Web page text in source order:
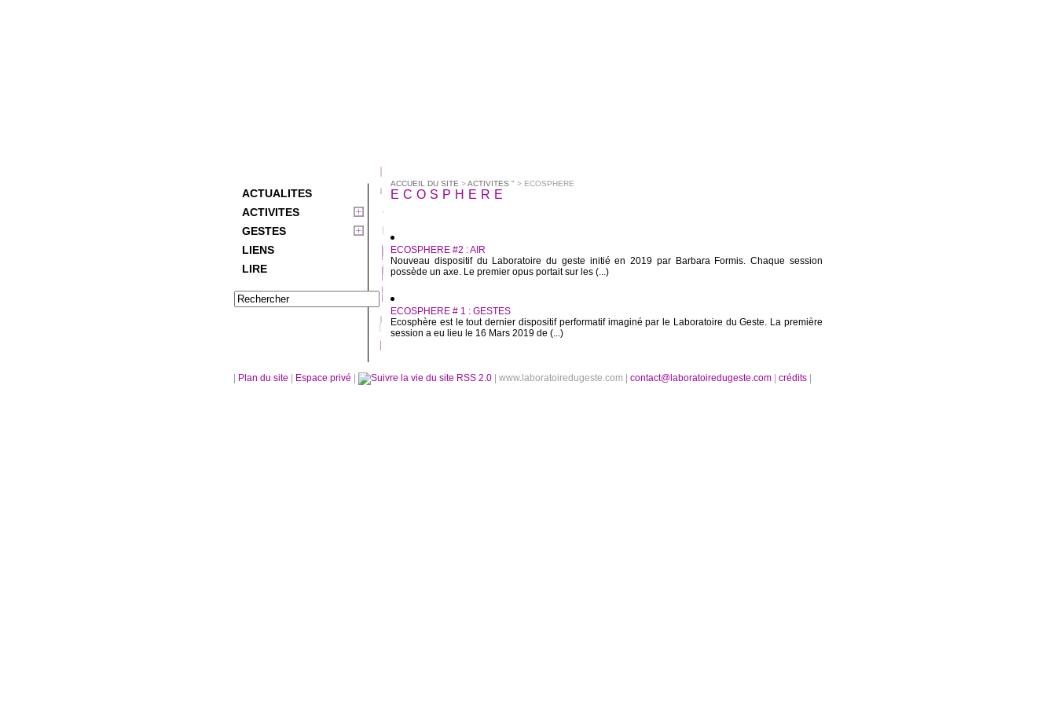
ACTUALITES
ACTIVITES
GESTES
LIENS
LIRE
ACCUEIL DU SITE >ACTIVITES " > ECOSPHERE
ECOSPHERE
ECOSPHERE #2 : AIR
Nouveau dispositif du Laboratoire du geste initié en 2019 par Barbara Formis. Chaque session
possède un axe. Le premier opus portait sur les (...)
ECOSPHERE # 1 : GESTES
Ecosphère est le tout dernier dispositif performatif imaginé par le Laboratoire du Geste. La première
session a eu lieu le 16 Mars 2019 de (...)
Plan du site Espace privé RSS 2.0 | www.laboratoiredugeste.com | contact@laboratoiredugeste.com crédits